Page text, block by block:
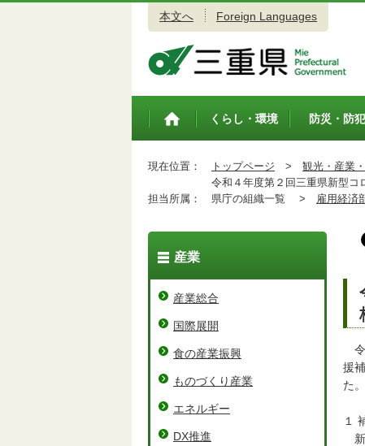
本文へ Foreign Languages
トップペ
くらし・環境 防災・防犯
現在位置： トップページ > 観光・産業
令和４年度第２回三重県新型コ
担当所属：
県庁の組織一覧 > 雇用経済
令
援
た。
１
新
産業
産業総合
国際展開
食の産業振興
ものづくり産業
エネルギー
DX推進